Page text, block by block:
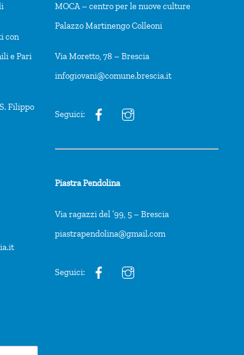
con
e Pari
Filippo
MOCA – centro per le nuove culture
Palazzo Martinengo Colleoni
Via Moretto, 78 – Brescia
infogiovani@comune.brescia.it
Seguici:
Piastra Pendolina
Via ragazzi del ’99, 5 – Brescia
piastrapendolina@gmail.com
Seguici: